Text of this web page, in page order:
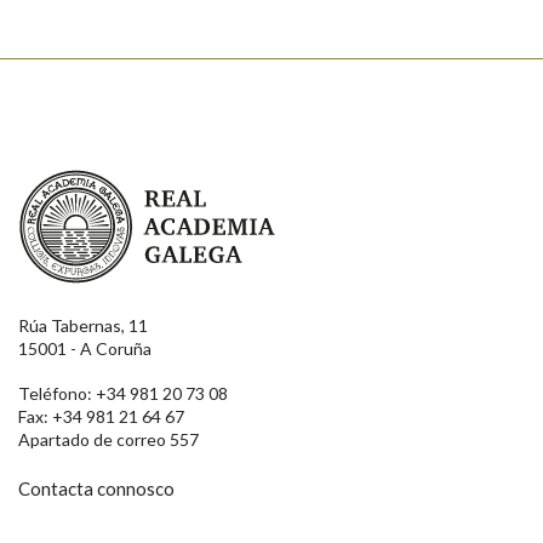
Real Academia Galega
Rúa Tabernas, 11
15001 - A Coruña
Teléfono: +34 981 20 73 08
Fax: +34 981 21 64 67
Apartado de correo 557
Contacta connosco